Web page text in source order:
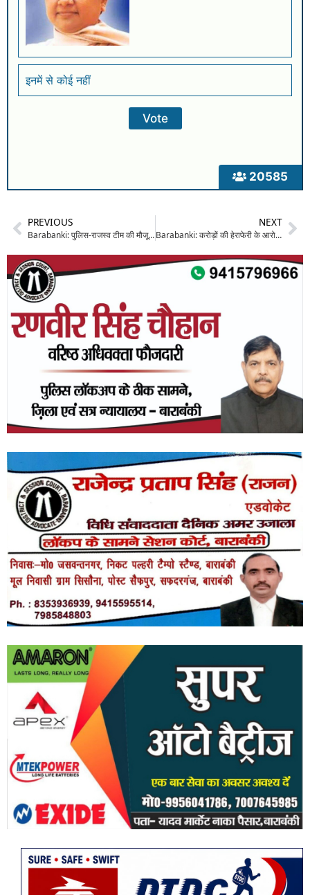
20585
इनमें से कोई नहीं
PREVIOUS
Barabanki: पुलिस-राजस्व टीम की मौजूदगी में बना खड़ंजा, टीम के जाते ही दबंगों ने उखाड़ डाला; ग्रामीणों में गहरा आक्रोश
NEXT
Barabanki: करोड़ों की हेराफेरी के आरोप में जिला सहकारी बैंक के पूर्व चेयरमैन व भाजपा नेता समेत पर 10 पर मुकदमा दर्ज